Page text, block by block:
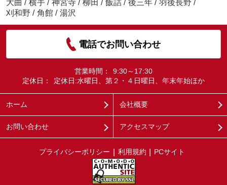
大曲 / 横手 / 神宮寺 / 柳田 / 飯詰 / 後三年 / 羽後長野 /
刈和野 / 角館 / 湯沢
電話でお問い合わせ
営業時間：
9:30～17:30
定休日：
定休日:水曜日、第２・４日曜日、年末年始ほか
ホーム 会社概要
お問い合わせ アクセスマップ
プライバシーポリシー 利用規約 PCサイト